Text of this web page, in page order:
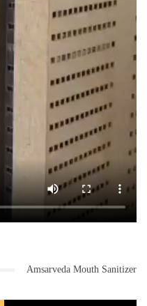
Amsarveda Mouth Sanitizer